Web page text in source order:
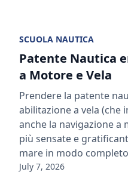
SCUOLA NAUTICA
Patente Nautica
a Motore e Vela
Prendere la patente
abilitazione a vela (che
anche la navigazione a
più sensate e
mare in modo
July 7, 2026